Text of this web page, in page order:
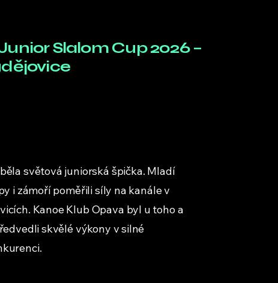
Slalom Cup 2026 –
světová juniorská špička. Mladí
i zámoří poměřili síly na kanále v
Kanoe Klub Opava byl u toho a
skvělé výkony v silné